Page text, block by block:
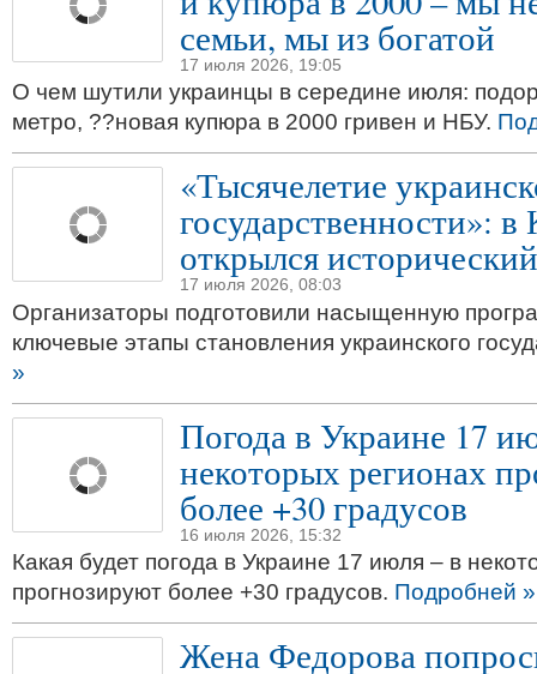
семьи, мы из богатой
17 июля 2026, 19:05
О чем шутили украинцы в середине июля:
метро, ??новая купюра в 2000 гривен и НБУ.
«Тысячелетие
государственности»: в
открылся
17 июля 2026, 08:03
Организаторы подготовили насыщенную
ключевые этапы становления украинского
»
Погода в Украине 17
некоторых регионах
более +30 градусов
16 июля 2026, 15:32
Какая будет погода в Украине 17 июля – в
прогнозируют более +30 градусов. Подробней »
Жена Федорова